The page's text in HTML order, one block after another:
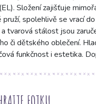
Složení zajišťuje
spolehlivě se vrací
tvarová stálost jsou
či dětského oblečení.
funkčnost i estetika.